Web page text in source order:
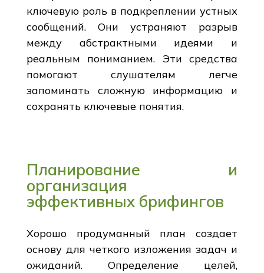
ключевую роль в подкреплении устных
сообщений. Они устраняют разрыв
между абстрактными идеями и
реальным пониманием. Эти средства
помогают слушателям легче
запоминать сложную информацию и
сохранять ключевые понятия.
Планирование и
организация
эффективных брифингов
Хорошо продуманный план создает
основу для четкого изложения задач и
ожиданий. Определение целей,